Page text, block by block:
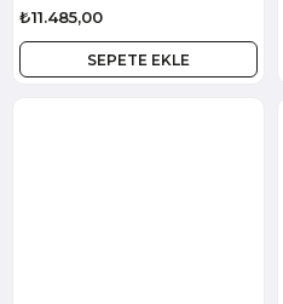
₺11.485,00
SEPETE EKLE